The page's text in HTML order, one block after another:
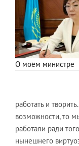
О моём министре
работать и
возможности, то
работали ради
нынешнего